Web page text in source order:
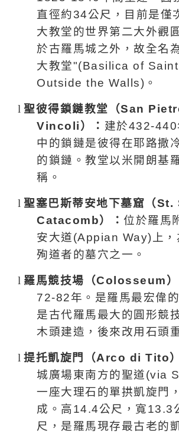
直徑約34公尺 ，
目前是僅
大教堂的世界第二大外觀
於古羅馬城之外，故全名
大教堂"(Basilica of Saint
Outside the Walls) 。
l 聖彼得鎖鏈教堂 （San
Vincoli ）： 建於432-440
中的鎖鏈是彼得在耶路撒
的鎖鏈。教堂以米開朗基
稱。
l 聖塞巴斯蒂安地下墓窟（St.
Catacomb）： 位於羅馬
安大道(Appian Way)上
殉道者的墓穴之一。
l 羅馬競技場（Colosseum ）
72-82年。是羅馬最宏偉
是古代羅馬最大的圓形競
木頭建造，後來改用石頭
l 提托凱旋門（Arco di Tito
城廣場東南方的聖道(via
一座大理石的單拱凱旋門
成。高14.4公尺 ，寬13.3
尺 ，是羅馬現存最古老的